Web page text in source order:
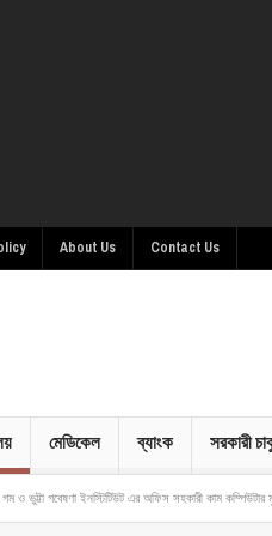
About Us Contact Us
মেডিকেল ব্যাংক সরকারী
ইনস্টিটিউট এর অফিস সহকারী কাম কম্পিউটার মুদ্রাক্ষরিক